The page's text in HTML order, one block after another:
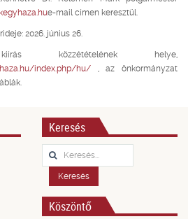
e-mail címen keresztül.
2026. június 26.
közzétételének helye,
index.php/hu/, az önkormányzat
Keresés
Keresés...
Keresés
Köszöntő